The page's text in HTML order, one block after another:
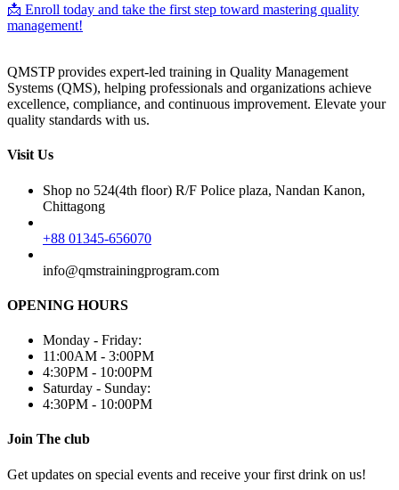
📩 Enroll today and take the first step toward mastering quality
management!
QMSTP provides expert-led training in Quality Management
Systems (QMS), helping professionals and organizations achieve
excellence, compliance, and continuous improvement. Elevate your
quality standards with us.
Visit Us
Shop no 524(4th floor) R/F Police plaza, Nandan Kanon,
Chittagong
+88 01345-656070
info@qmstrainingprogram.com
OPENING HOURS
Monday - Friday:
11:00AM - 3:00PM
4:30PM - 10:00PM
Saturday - Sunday:
4:30PM - 10:00PM
Join The club
Get updates on special events and receive your first drink on us!